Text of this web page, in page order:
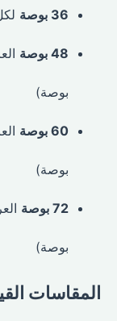
36 بوصة لكل
48 بوصة
بوصة)
60 بوصة
بوصة)
72 بوصة
بوصة)
المقاسات